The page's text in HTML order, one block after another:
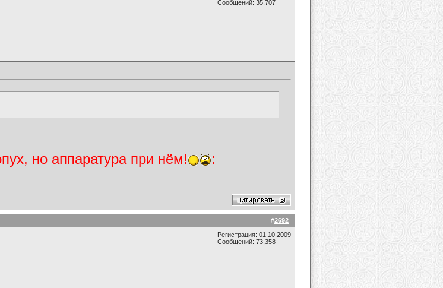
Сообщений: 35,707
но аппаратура при нём! :
#2692
Регистрация: 01.10.2009
Сообщений: 73,358